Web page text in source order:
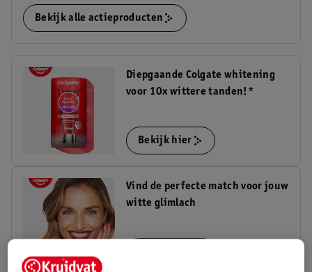
Bekijk alle actieproducten
Diepgaande Colgate whitening
voor 10x wittere tanden!*
Bekijk hier
Vind de perfecte match voor jouw
witte glimlach